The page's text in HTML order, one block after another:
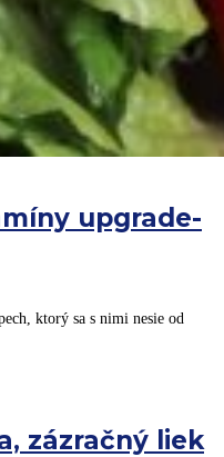
upgrade-
ktorý sa s nimi nesie od
zázračný liek